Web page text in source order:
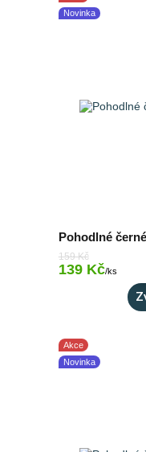
Novinka
Pohodlné
159 Kč
139 Kč/ks
Akce
Novinka